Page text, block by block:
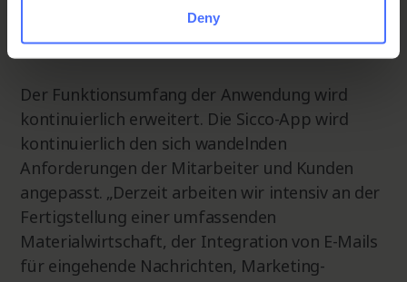
Deny
Der Funktionsumfang der Anwendung wird
kontinuierlich erweitert. Die Sicco-App wird
kontinuierlich den sich wandelnden
Anforderungen der Mitarbeiter und Kunden
angepasst. „Derzeit arbeiten wir intensiv an der
Fertigstellung einer umfassenden
Materialwirtschaft, der Integration von E-Mails
für eingehende Nachrichten, Marketing-